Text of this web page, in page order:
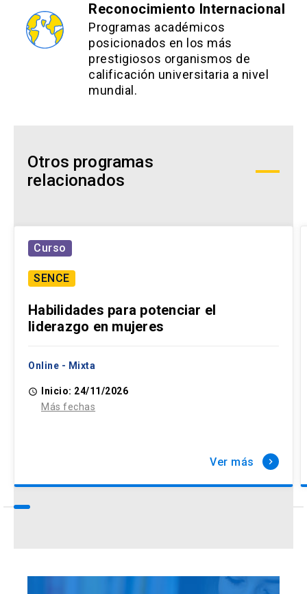
Reconocimiento Internacional
Programas académicos
posicionados en los más
prestigiosos organismos de
calificación universitaria a nivel
mundial.
Otros programas
relacionados
Curso
SENCE
Habilidades para potenciar el
liderazgo en mujeres
Online - Mixta
access_time
Inicio: 24/11/2026
Más fechas
Ver más keyboard_arrow_right